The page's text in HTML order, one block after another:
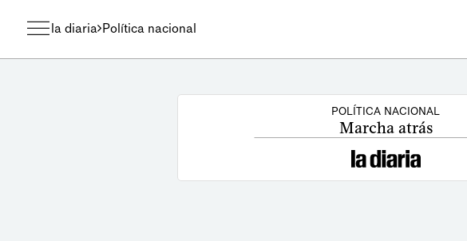
la diaria Política nacional
POLÍTICA NACIONAL
Marcha atrás